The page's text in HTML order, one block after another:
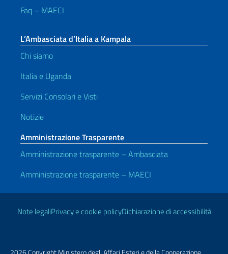
Faq – MAECI
L’Ambasciata d’Italia a Kampala
Chi siamo
Italia e Uganda
Servizi Consolari e Visti
Notizie
Amministrazione Trasparente
Amministrazione trasparente – Ambasciata
Amministrazione trasparente – MAECI
Link Utili
Note legaliPrivacy e cookie policyDichiarazione di accessibilità